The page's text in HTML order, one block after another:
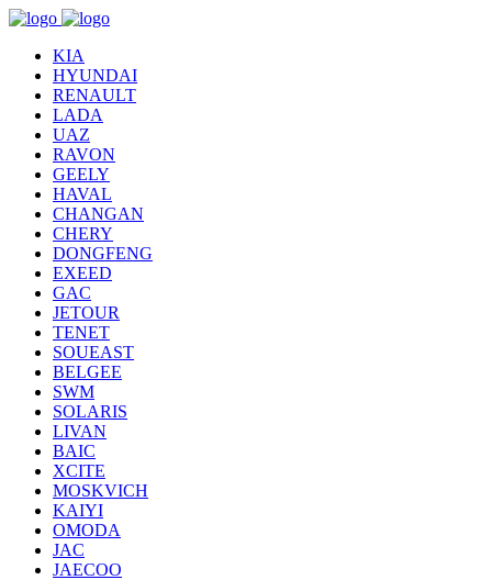
KIA
HYUNDAI
RENAULT
LADA
UAZ
RAVON
GEELY
HAVAL
CHANGAN
CHERY
DONGFENG
EXEED
GAC
JETOUR
TENET
SOUEAST
BELGEE
SWM
SOLARIS
LIVAN
BAIC
XCITE
MOSKVICH
KAIYI
OMODA
JAC
JAECOO